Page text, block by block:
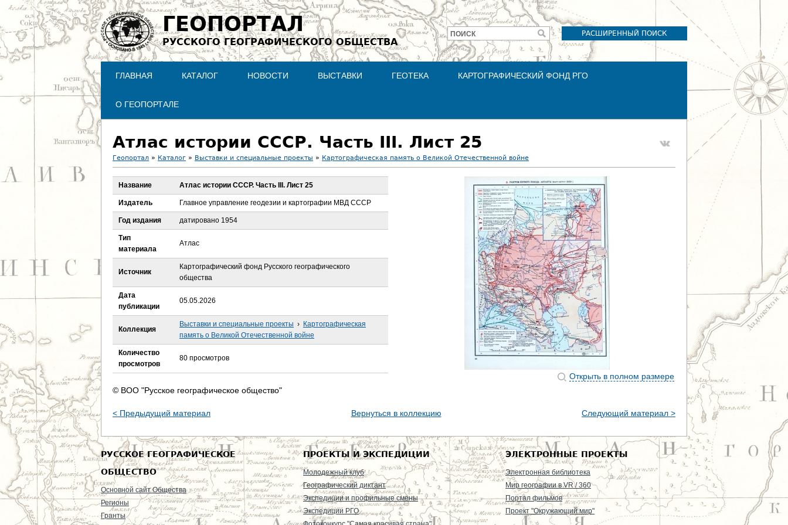
Jump to navigation
ГЕОПОРТАЛ
РУССКОГО ГЕОГРАФИЧЕСКОГО ОБЩЕСТВА
РАСШИРЕННЫЙ ПОИСК
Форма
поиска
ПОИСК
ГЛАВНАЯ КАТАЛОГ НОВОСТИ ВЫСТАВКИ ГЕОТЕКА КАРТОГРАФИЧЕСКИЙ ФОНД РГО
О ГЕОПОРТАЛЕ
Атлас истории СССР. Часть III. Лист 25
В
ы
д
е
с
ь
Геопортал » Каталог » Выставки и специальные проекты » Картографическая память о Великой Отечественной войне
Открыть в полном размере
Название Атлас истории СССР. Часть III. Лист 25
Издатель Главное управление геодезии и картографии МВД СССР
Год издания датировано 1954
Тип
материала
Атлас
Источник
Картографический фонд Русского географического
общества
Дата
публикации
05.05.2026
Коллекция
Выставки и специальные проекты › Картографическая
память о Великой Отечественной войне
Количество
просмотров
80 просмотров
© ВОО "Русское географическое общество"
< Предыдущий материал Вернуться в коллекцию Следующий материал >
РУССКОЕ ГЕОГРАФИЧЕСКОЕ
ОБЩЕСТВО
Основной сайт Общества
Регионы
Гранты
ПРОЕКТЫ И ЭКСПЕДИЦИИ
Молодежный клуб
Географический диктант
Экспедиции и профильные смены
Экспедиции РГО
ЭЛЕКТРОННЫЕ ПРОЕКТЫ
Электронная библиотека
Мир географии в VR / 360
Портал фильмов
Проект "Окружающий мир"